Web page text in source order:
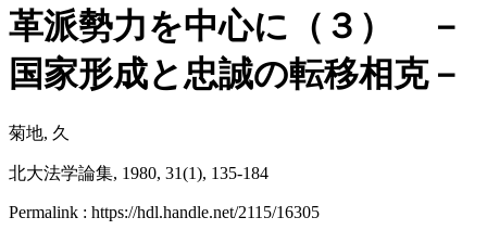
革派勢力を中心に（３） －
国家形成と忠誠の転移相克－
菊地, 久
北大法学論集, 1980, 31(1), 135-184
Permalink : https://hdl.handle.net/2115/16305